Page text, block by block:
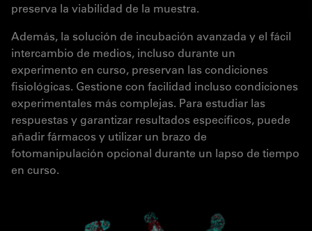
preserva la viabilidad de la muestra.
Además, la solución de incubación avanzada y el fácil
intercambio de medios, incluso durante un
experimento en curso, preservan las condiciones
fisiológicas. Gestione con facilidad incluso condiciones
experimentales más complejas. Para estudiar las
respuestas y garantizar resultados específicos, puede
añadir fármacos y utilizar un brazo de
fotomanipulación opcional durante un lapso de tiempo
en curso.